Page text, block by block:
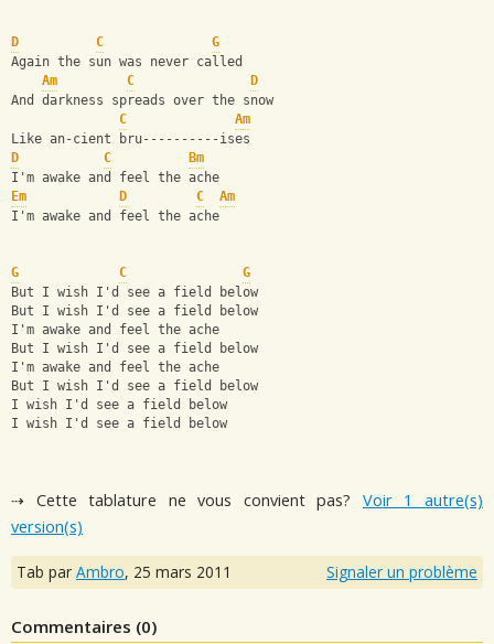
D C
G
Again the sun was never called
Am
C
D
And darkness spreads over the snow
C
Am
Like an-cient bru----------ises
D
C
Bm
I'm awake and feel the ache
Em
D C
Am
I'm awake and feel the ache
G C
G
But I wish I'd see a field below
But I wish I'd see a field below
I'm awake and feel the ache
But I wish I'd see a field below
I'm awake and feel the ache
But I wish I'd see a field below
I wish I'd see a field below
I wish I'd see a field below
⇢ Cette tablature ne vous convient pas? Voir 1 autre(s)
version(s)
Tab par Ambro, 25 mars 2011 Signaler un problème
Commentaires (0)